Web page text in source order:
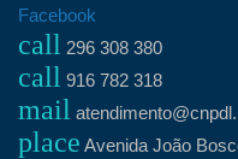
Skip
content
Facebook
call 296 308 380
call 916 782 318
mail
place Avenida João